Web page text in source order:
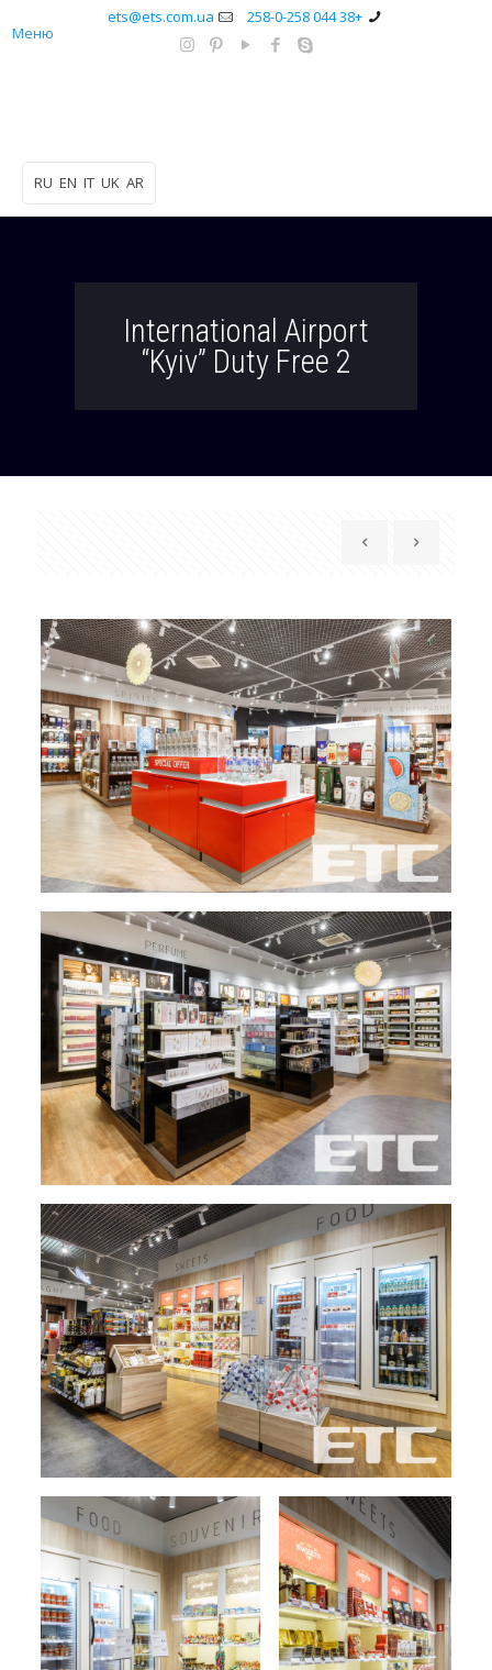
+38 044 258-0-258
ets@ets.com.ua
Меню
RU EN IT UK AR
International Airport
“Kyiv” Duty Free 2